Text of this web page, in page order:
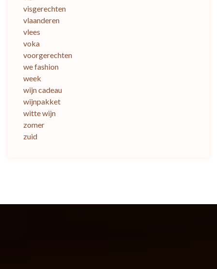
visgerechten
vlaanderen
vlees
voka
voorgerechten
we fashion
week
wijn cadeau
wijnpakket
witte wijn
zomer
zuid